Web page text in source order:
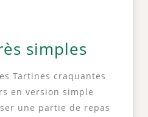
simples
Tartines craquantes
en version simple
une partie de repas